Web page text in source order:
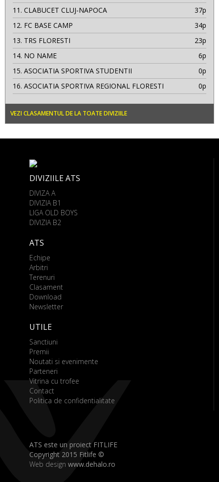
11. CLABUCET CLUJ-NAPOCA
37p
12. FC BASE CAMP
34p
13. TRS FLORESTI
23p
14. NO NAME
6p
15. ASOCIATIA SPORTIVA STUDENTII
0p
16. ASOCIATIA SPORTIVA REGIONAL FLORESTI 0p
VEZI CLASAMENTUL DE LA TOATE DIVIZIILE
DIVIZIILE ATS
DIVIZA A
DIVIZIA B1
LIGA OLD BOYS
DIVIZIA B2
ATS
Echipe
Arbitri
Terenuri
Clasament
Download
Newsletter
UTILE
Sanctiuni
Premii
Noutati si evenimente
Parteneri
Vitrina cu trofee
Contact
Politica de confidentialitate
ATS este un proiect FITLIFE
Copyright 2015 Fitlife ©
Web design www.dehalo.ro